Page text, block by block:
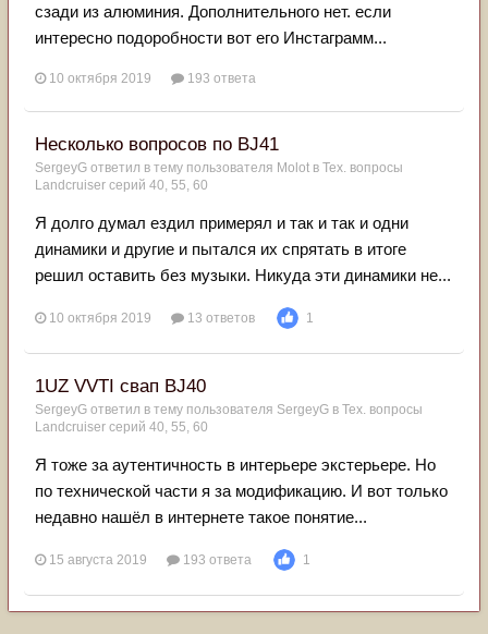
сзади из алюминия. Дополнительного нет. если
интересно подоробности вот его Инстаграмм...
10 октября 2019 193 ответа
Несколько вопросов по BJ41
SergeyG ответил в тему пользователя Molot в Тех. вопросы
Landcruiser серий 40, 55, 60
Я долго думал ездил примерял и так и так и одни
динамики и другие и пытался их спрятать в итоге
решил оставить без музыки. Никуда эти динамики не...
10 октября 2019 13 ответов 1
1UZ VVTI свап BJ40
SergeyG ответил в тему пользователя SergeyG в Тех. вопросы
Landcruiser серий 40, 55, 60
Я тоже за аутентичность в интерьере экстерьере. Но
по технической части я за модификацию. И вот только
недавно нашёл в интернете такое понятие...
15 августа 2019 193 ответа 1